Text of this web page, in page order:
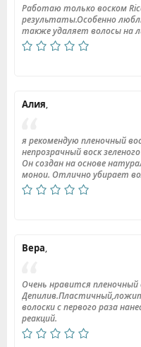
Работаю только воском
результаты.Особенно
также удаляет волосы на
Алия,
я рекомендую пленочный
непрозрачный воск
Он создан на основе
монои. Отлично убирает
Вера,
Очень нравится
волоски с первого раза
реакций.